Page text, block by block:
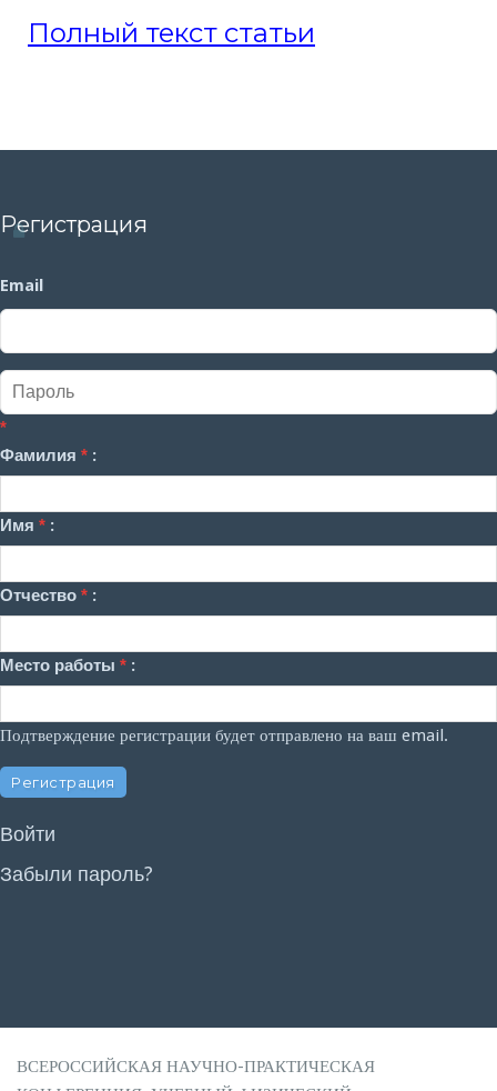
Полный текст статьи
Регистрация
Email
*
Фамилия * :
Имя * :
Отчество * :
Место работы * :
Подтверждение регистрации будет отправлено на ваш email.
Войти
Забыли пароль?
ВСЕРОССИЙСКАЯ НАУЧНО-ПРАКТИЧЕСКАЯ